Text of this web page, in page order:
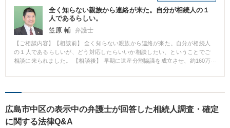
全く知らない親族から連絡が来た。自分が相続人の１
人であるらしい。
笠原 輔 弁護士
【ご相談内容】【相談前】 全く知らない親族から連絡が来た。自分が相続人
の１人であるらしいが、どう対応したらいいか相談したい、ということでご
相談に来られました。 【相談後】 早期に遺産分割協議を成立させ、約160万
議は心的負担も大きいと思います。 是非、弁護士にご相談ください。
広島市中区の表示中の弁護士が回答した相続人調査・確定
に関する法律Q&A